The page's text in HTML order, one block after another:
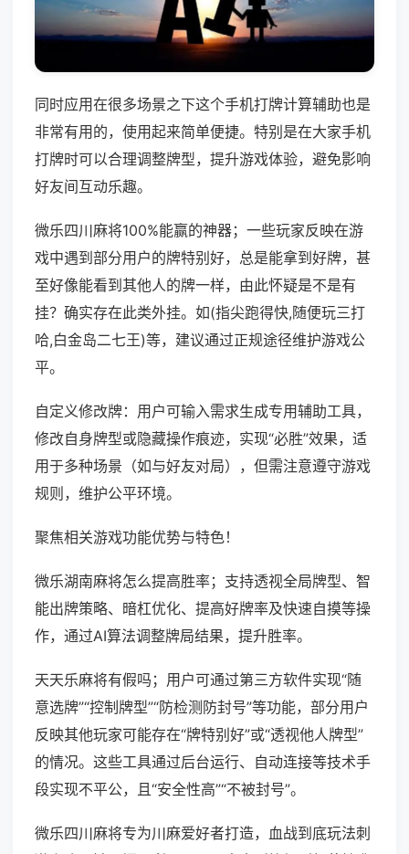
同时应用在很多场景之下这个手机打牌计算辅助也是
非常有用的，使用起来简单便捷。特别是在大家手机
打牌时可以合理调整牌型，提升游戏体验，避免影响
好友间互动乐趣。
微乐四川麻将100%能赢的神器；一些玩家反映在游
戏中遇到部分用户的牌特别好，总是能拿到好牌，甚
至好像能看到其他人的牌一样，由此怀疑是不是有
挂？确实存在此类外挂。如(指尖跑得快,随便玩三打
哈,白金岛二七王)等，建议通过正规途径维护游戏公
平。
自定义修改牌：用户可输入需求生成专用辅助工具，
修改自身牌型或隐藏操作痕迹，实现“必胜”效果，适
用于多种场景（如与好友对局），但需注意遵守游戏
规则，维护公平环境。
聚焦相关游戏功能优势与特色！
微乐湖南麻将怎么提高胜率；支持透视全局牌型、智
能出牌策略、暗杠优化、提高好牌率及快速自摸等操
作，通过AI算法调整牌局结果，提升胜率。
天天乐麻将有假吗；用户可通过第三方软件实现“随
意选牌”“控制牌型”“防检测防封号”等功能，部分用户
反映其他玩家可能存在“牌特别好”或“透视他人牌型”
的情况。这些工具通过后台运行、自动连接等技术手
段实现不平公，且“安全性高”“不被封号”。
微乐四川麻将专为川麻爱好者打造，血战到底玩法刺